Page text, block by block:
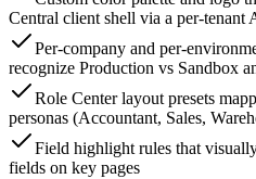
Central client shell via a per-tenant
Per-company and per-
recognize Production vs Sandbox
Role Center layout presets
personas (Accountant, Sales,
Field highlight rules that
fields on key pages